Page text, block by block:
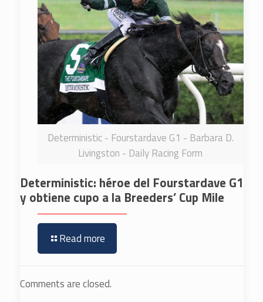
Deterministic - Fourstardave G1 - Barbara D.
Livingston - Daily Racing Form
Deterministic: héroe del Fourstardave G1
y obtiene cupo a la Breeders’ Cup Mile
Read more
Comments are closed.